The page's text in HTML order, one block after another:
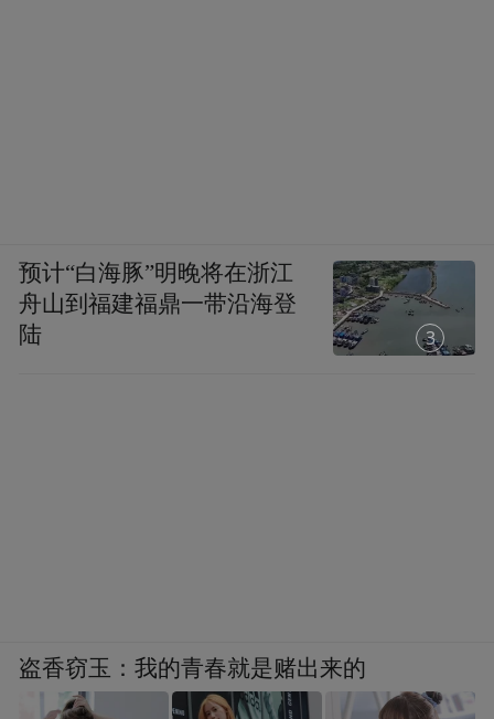
1
预计“白海豚”明晚将在浙江
舟山到福建福鼎一带沿海登
陆
盗香窃玉：我的青春就是赌出来的